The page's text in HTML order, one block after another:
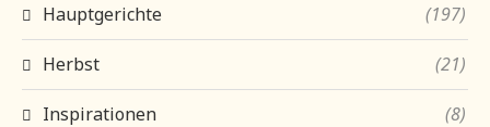
Hauptgerichte (197)
Herbst (21)
Inspirationen (8)